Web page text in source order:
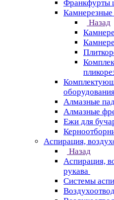
Франкфурты
Камнерезные
Назад
Алмазные
Алмазные
Ежи для
Аспирация,
Назад
Аспирация,
рукава
Системы